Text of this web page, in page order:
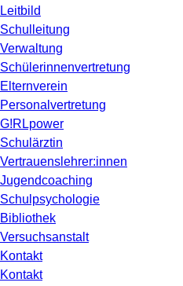
Leitbild
Schulleitung
Verwaltung
Schülerinnenvertretung
Elternverein
Personalvertretung
G!RLpower
Schulärztin
Vertrauenslehrer:innen
Jugendcoaching
Schulpsychologie
Bibliothek
Versuchsanstalt
Kontakt
Kontakt